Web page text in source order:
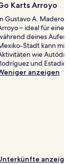
Karts Arroyo
Gustavo A. Madero
– ideal für
deines
Stadt kann mit
wie
und Estadio
anzeigen